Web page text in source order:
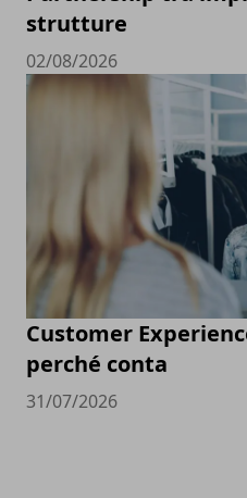
strutture
02/08/2026
Customer
perché conta
31/07/2026